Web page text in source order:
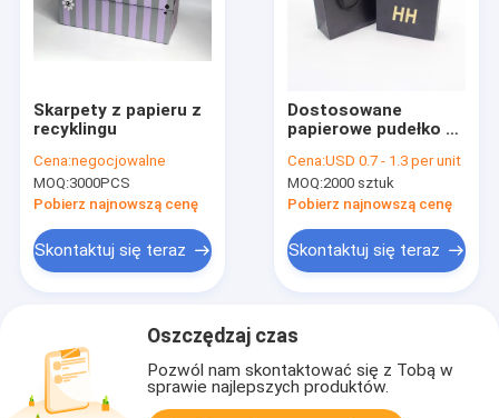
Skarpety z papieru z
recyklingu
Cena:negocjowalne
MOQ:3000PCS
Pobierz najnowszą cenę
Skontaktuj się teraz
Dostosowane
papierowe pudełko na
do olejków do
pielęgnacji skóry
Pudełka na perfumy
Cena:USD 0.7 - 1.3 per unit
MOQ:2000 sztuk
Pobierz najnowszą cenę
Skontaktuj się teraz
Oszczędzaj czas
Pozwól nam skontaktować się z Tobą w
sprawie najlepszych produktów.